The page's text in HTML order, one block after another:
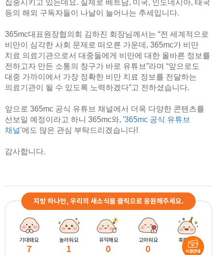
집중시키고 있는데요. 실제로 베트남, 미국, 인도네시아, 태국
등의 해외 구독자들이 나날이 늘어나는 추세입니다.
365mc대표원장협의회 김하진 회장님께서는 “전 세계적으로
비만이 심각한 사회 문제로 떠오른 가운데, 365mc가 비만
치료 의료기관으로서 대중들에게 비만에 대한 올바른 정보를
전하고자 만든 소통의 창구가 바로 유튜브”라며 “앞으로도
대중 가까이에서 가장 정확한 비만 치료 정보를 전달하는
의료기관이 될 수 있도록 노력하겠다”고 전하셨습니다.
앞으로 365mc 공식 유튜브 채널에서 더욱 다양한 콘텐츠를
선보일 예정이라고 하니 365mc와, '365mc 공식 유튜브
채널'에도 많은 관심 부탁드리겠습니다!
감사합니다.
지방 하나만, 우리의 새소식을 클릭으로 응원해주세요.
기대돼요
7
놀라워요
1
유익해요
0
고마워요
0
축하해요
2